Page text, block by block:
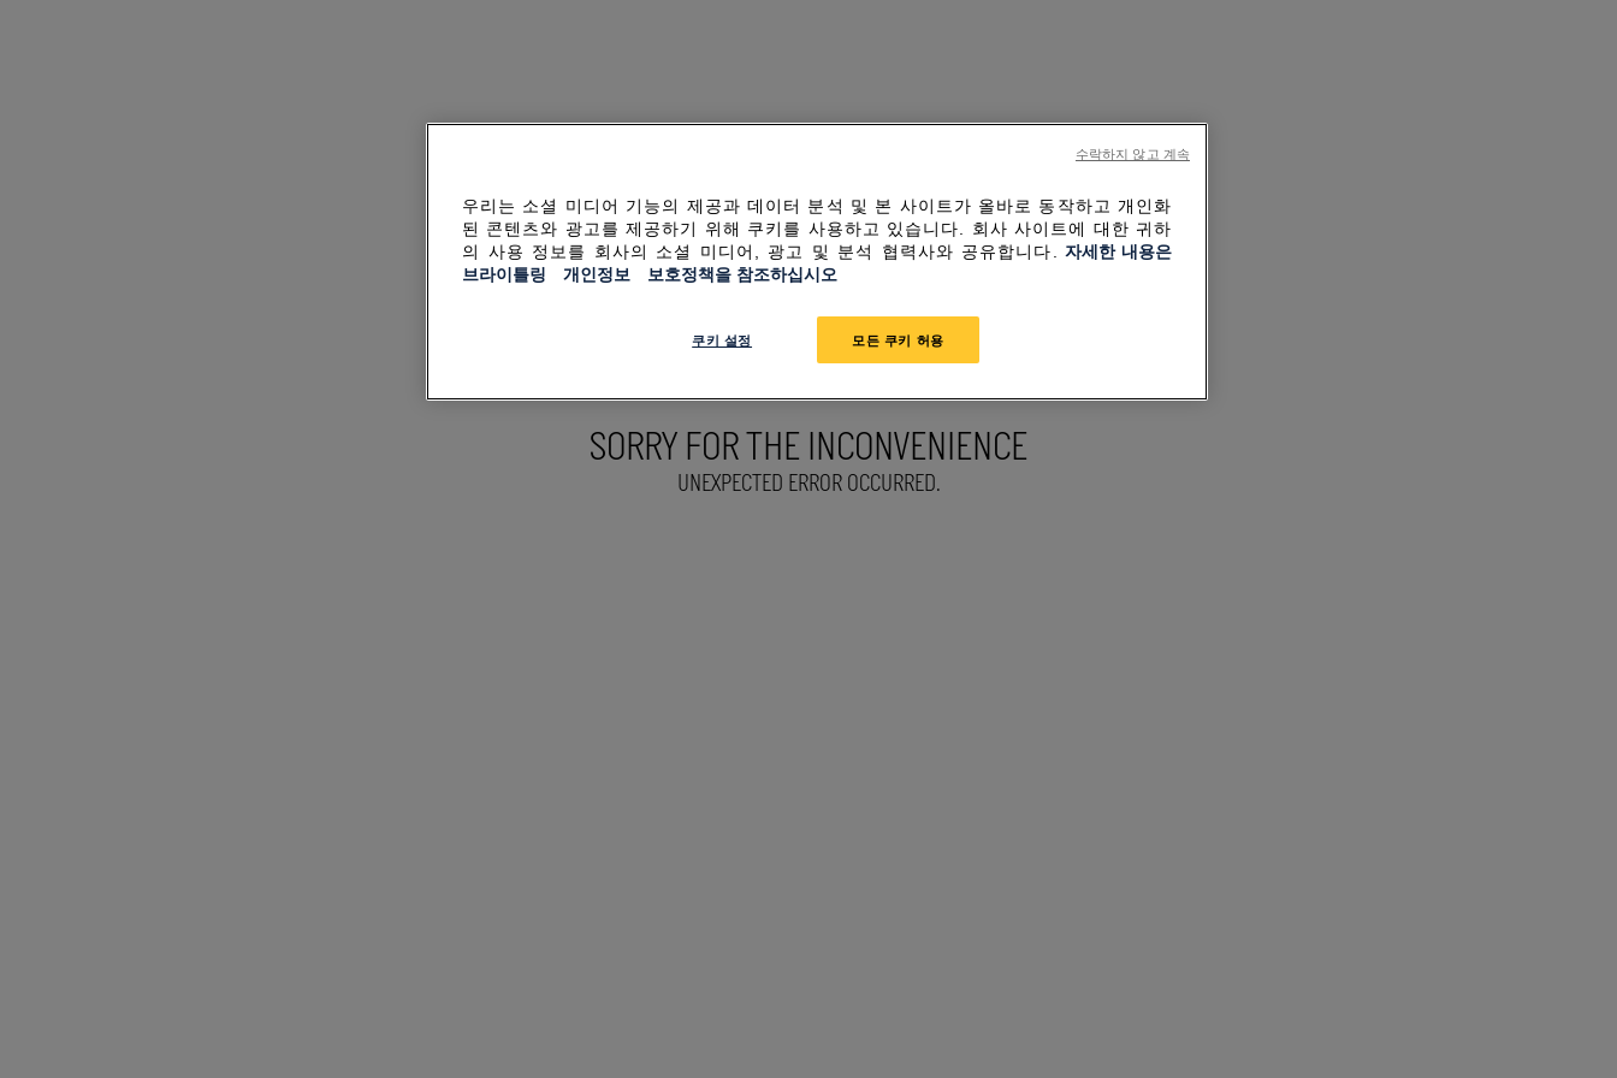
SORRY FOR THE INCONVENIENCE
UNEXPECTED ERROR OCCURRED.
우리는 소셜 미디어 기능의 제공과 데이터 분석 및 본 사이트가 올바로 동작하고 개인화
된 콘텐츠와 광고를 제공하기 위해 쿠키를 사용하고 있습니다. 회사 사이트에 대한 귀하
의 사용 정보를 회사의 소셜 미디어, 광고 및 분석 협력사와 공유합니다. 자세한 내용은
브라이틀링 개인정보 보호정책을 참조하십시오
쿠키 설정 모든 쿠키 허용
수락하지 않고 계속